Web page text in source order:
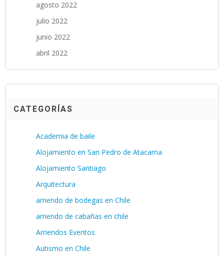
agosto 2022
julio 2022
junio 2022
abril 2022
CATEGORÍAS
Academia de baile
Alojamiento en San Pedro de Atacama
Alojamiento Santiago
Arquitectura
arriendo de bodegas en Chile
arriendo de cabañas en chile
Arriendos Eventos
Autismo en Chile